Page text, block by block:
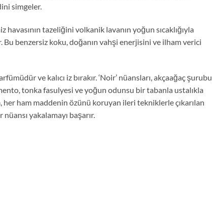
simgeler.
havasının tazeliğini volkanik lavanın yoğun sıcaklığıyla
Bu benzersiz koku, doğanın vahşi enerjisini ve ilham verici
ve kalıcı iz bırakır. ‘Noir’ nüansları, akçaağaç şurubu,
tonka fasulyesi ve yoğun odunsu bir tabanla ustalıkla
ham maddenin özünü koruyan ileri tekniklerle çıkarılan
yakalamayı başarır.